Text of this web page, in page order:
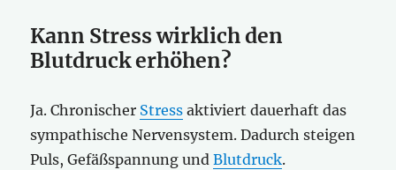
Kann Stress wirklich den
Blutdruck erhöhen?
Ja. Chronischer Stress aktiviert dauerhaft das
sympathische Nervensystem. Dadurch steigen
Puls, Gefäßspannung undBlutdruck.